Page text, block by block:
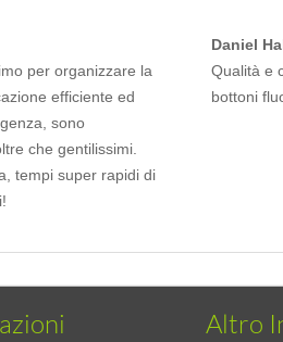
per organizzare la
efficiente ed
sono
che gentilissimi.
tempi super rapidi di
Daniel
Qualità e
bottoni
Altro